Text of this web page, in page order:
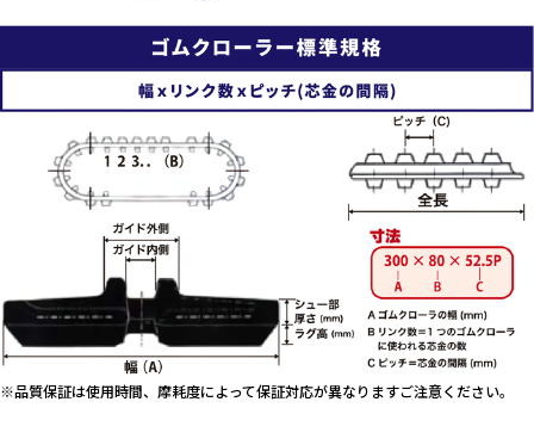
※品質保証は使用時間、摩耗度によって保証対応が異なりますご注意ください。